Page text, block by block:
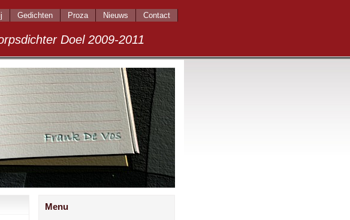
Doel 2009-2011
Gedichten Proza Nieuws Contact
Menu